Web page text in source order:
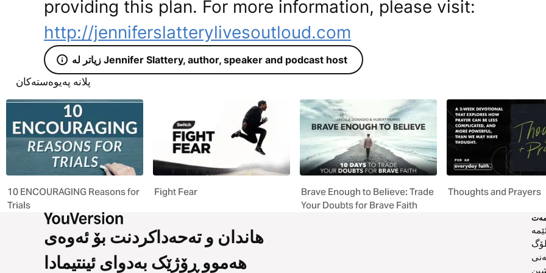
providing this plan. For more information, please visit:
http://jenniferslatterylivesoutloud.com
زیاتر لە Jennifer Slattery, author, speaker and podcast host
پلانە پەیوەستەکان
10 ENCOURAGING Reasons for
Trials
Fight Fear
Brave Enough to Believe: Trade
Your Doubts for Brave Faith
Thoughts and Prayers
هاندان و تەحەداکردنت بۆ ئەوەی
هەموو ڕۆژێک بەدوای ئینتیمادا